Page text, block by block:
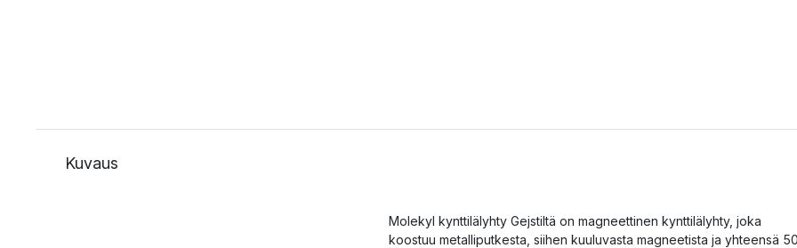
Kuvaus
Molekyl kynttilälyhty Gejstiltä on magneettinen kynttilälyhty, joka
koostuu metalliputkesta, siihen kuuluvasta magneetista ja yhteensä